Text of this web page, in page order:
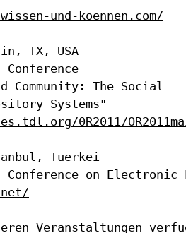
und-koennen.com/
Conference
Community: The Social
Systems"
0R2011/
Tuerkei
Veranstaltungen